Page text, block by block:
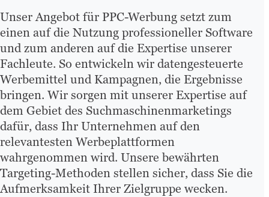
Unser Angebot für PPC-Werbung setzt zum
einen auf die Nutzung professioneller Software
und zum anderen auf die Expertise unserer
Fachleute. So entwickeln wir datengesteuerte
Werbemittel und Kampagnen, die Ergebnisse
bringen. Wir sorgen mit unserer Expertise auf
dem Gebiet des Suchmaschinenmarketings
dafür, dass Ihr Unternehmen auf den
relevantesten Werbeplattformen
wahrgenommen wird. Unsere bewährten
Targeting-Methoden stellen sicher, dass Sie die
Aufmerksamkeit Ihrer Zielgruppe wecken.